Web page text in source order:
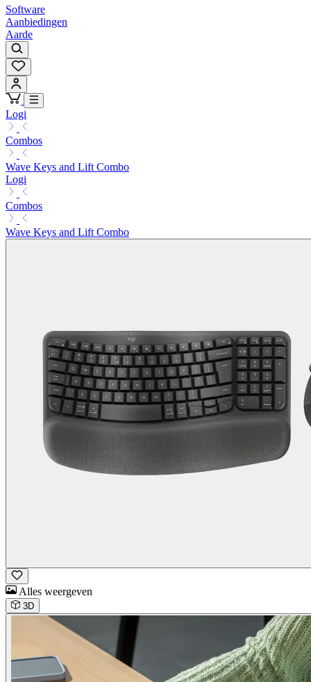
Software
Aanbiedingen
Aarde
Logi
Combos
Wave Keys and Lift Combo
Logi
Combos
Wave Keys and Lift Combo
Alles weergeven
3D